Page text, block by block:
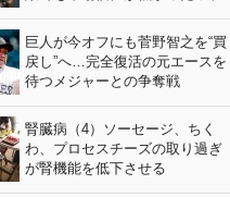
巨人が今オフにも菅野智之を“買
戻し”へ…完全復活の元エースを
待つメジャーとの争奪戦
腎臓病（4）ソーセージ、ちく
わ、プロセスチーズの取り過ぎ
が腎機能を低下させる